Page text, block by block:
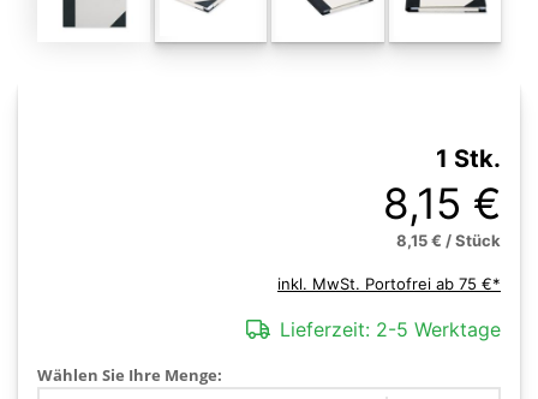
1 Stk.
8,15 €
8,15 € / Stück
inkl. MwSt. Portofrei ab 75 €*
Lieferzeit: 2-5 Werktage
Wählen Sie Ihre Menge: